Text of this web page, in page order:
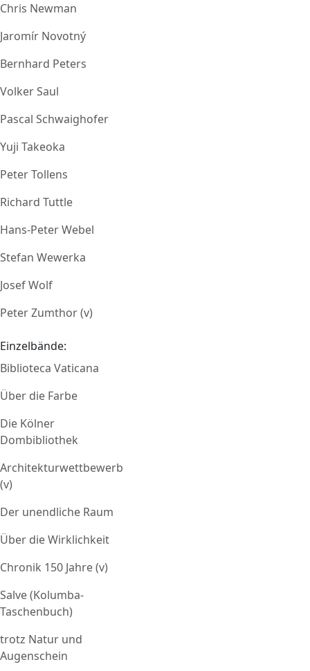
Chris Newman
Jaromír Novotný
Bernhard Peters
Volker Saul
Pascal Schwaighofer
Yuji Takeoka
Peter Tollens
Richard Tuttle
Hans-Peter Webel
Stefan Wewerka
Josef Wolf
Peter Zumthor (v)
Einzelbände:
Biblioteca Vaticana
Über die Farbe
Die Kölner
Dombibliothek
Architekturwettbewerb
(v)
Der unendliche Raum
Über die Wirklichkeit
Chronik 150 Jahre (v)
Salve (Kolumba-
Taschenbuch)
trotz Natur und
Augenschein